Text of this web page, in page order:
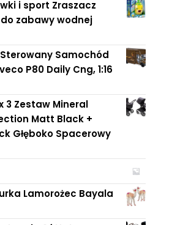
i sport Zraszacz
zabawy wodnej
Samochód
P80 Daily Cng, 1:16
3 Zestaw Mineral
Matt Black +
Głęboko Spacerowy
Lamorożec Bayala